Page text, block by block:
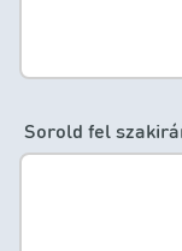
Sorold fel